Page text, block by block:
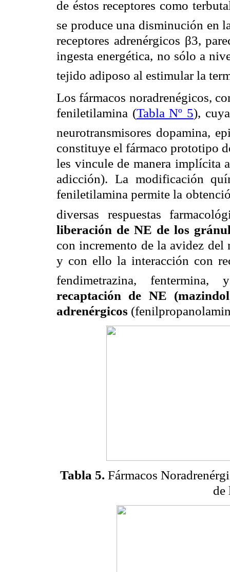
de éstos receptores como
se produce una disminución en
receptores adrenérgicos β3,
ingesta energética, no sólo a
tejido adiposo al estimular la
Los fármacos noradrenégicos,
feniletilamina (Tabla Nº 5),
neurotransmisores dopamina,
constituye el fármaco prototipo
les vincule de manera implícita
adicción). La modificación
feniletilamina permite la
diversas respuestas
liberación de NE de los
con incremento de la avidez del
y con ello la interacción con
fendimetrazina, fentermina,
recaptación de NE
adrenérgicos
Tabla 5. Fármacos
de